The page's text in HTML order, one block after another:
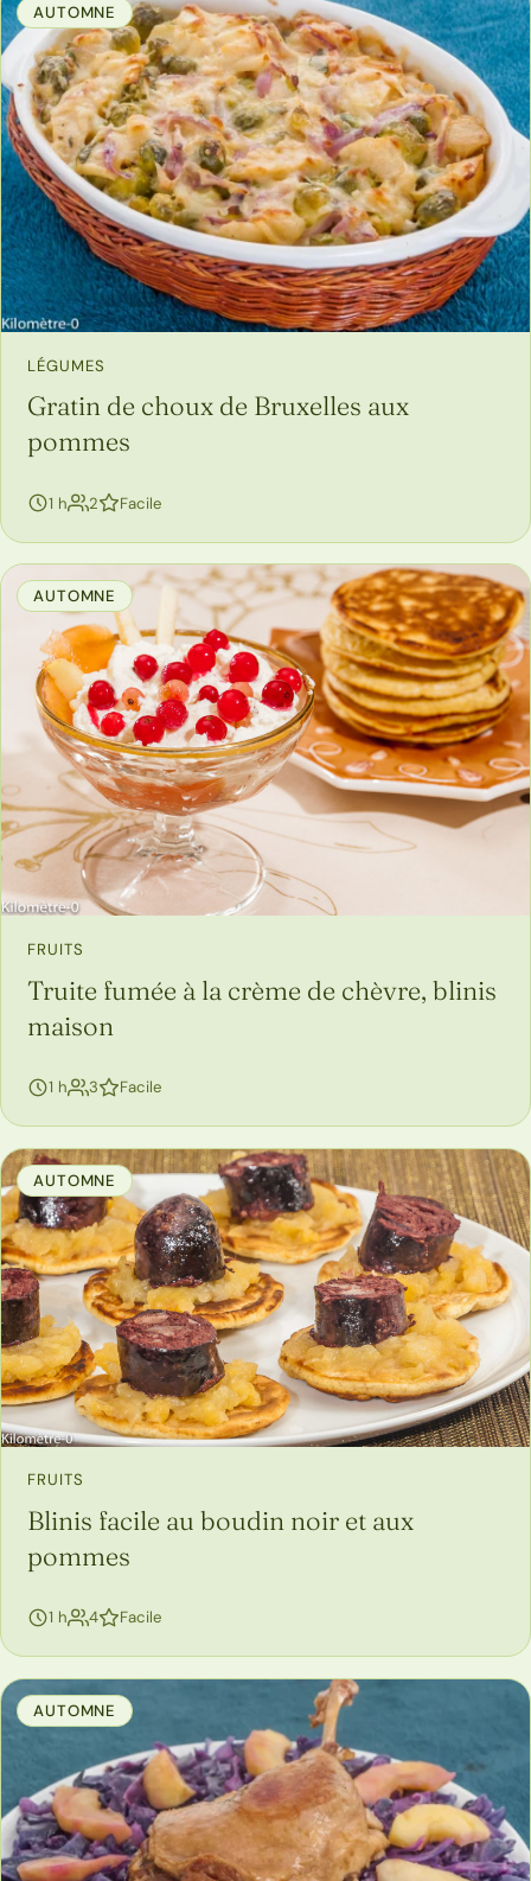
AUTOMNE
LÉGUMES
Gratin de choux de Bruxelles aux
pommes
1 h 2personnes
Facile
AUTOMNE
FRUITS
Truite fumée à la crème de chèvre, blinis
maison
1 h 3personnes
Facile
AUTOMNE
FRUITS
Blinis facile au boudin noir et aux
pommes
1 h 4personnes
Facile
AUTOMNE